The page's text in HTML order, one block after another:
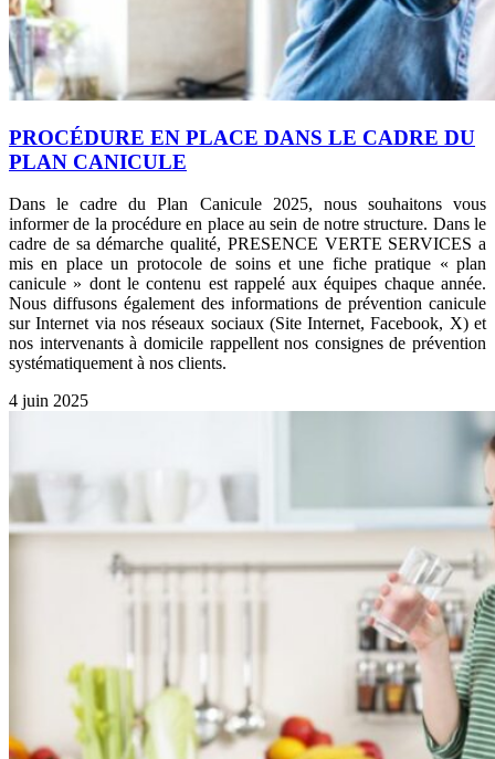
PROCÉDURE EN PLACE DANS LE CADRE DU
PLAN CANICULE
Dans le cadre du Plan Canicule 2025, nous souhaitons vous
informer de la procédure en place au sein de notre structure. Dans le
cadre de sa démarche qualité, PRESENCE VERTE SERVICES a
mis en place un protocole de soins et une fiche pratique « plan
canicule » dont le contenu est rappelé aux équipes chaque année.
Nous diffusons également des informations de prévention canicule
sur Internet via nos réseaux sociaux (Site Internet, Facebook, X) et
nos intervenants à domicile rappellent nos consignes de prévention
systématiquement à nos clients.
4 juin 2025